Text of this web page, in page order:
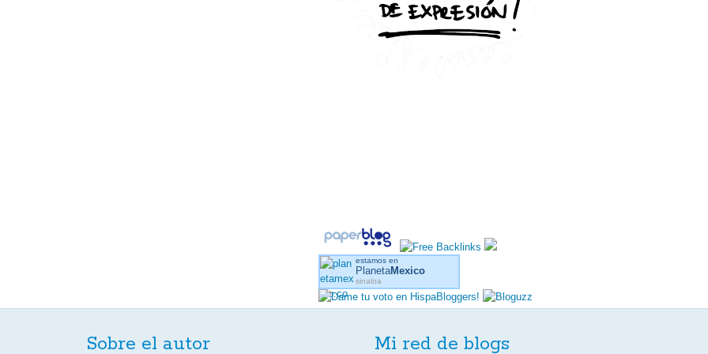
estamos en
PlanetaMexico
sinaloa
Sobre el autor Mi red de blogs